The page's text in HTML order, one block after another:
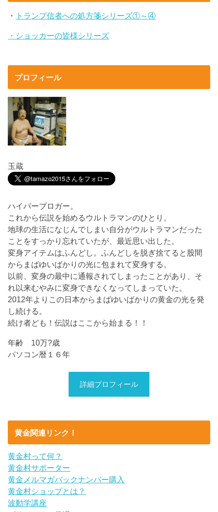
・ トランプ信者への処方箋シリーズ①～④
・ショッカーの皆様シリーズ
プロフィール
玉蔵
ハイパーブロガー。
これから伝説を始めるウルトラマンのひとり。
地球の生活になじんでしまい自分がウルトラマンだった
ことをすっかり忘れていたが、最近思い出した。
変身アイテムはふんどし。ふんどしを脱ぎ捨てると股間
からまばゆいばかりの光に包まれて変身する。
以前、変身の最中に通報されてしまったことがあり、そ
れ以来むやみに変身できなくなってしまっていた。
2012年よりこの日本からまばゆいばかりの黄金の光を発
し続ける。
続け者ども！伝説はここから始まる！！
年齢 10万?歳
パソコン暦１６年
詳細プロフィール
黄金関連リンク！
黄金村って何？
黄金村サポーター
黄金メルマガバックナンバー購入
黄金村ショップとは？
波動学講座